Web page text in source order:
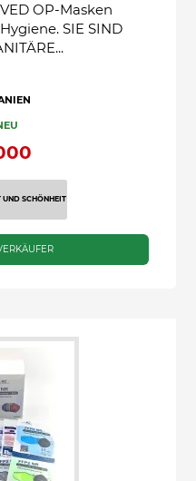
OP-Masken
SIE SIND
UND SCHÖNHEIT